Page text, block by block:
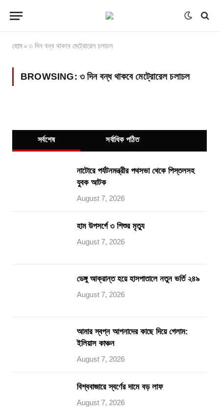
হোম » ৩ দিন বন্ধ থাকবে মেট্রোরেল চলাচল
BROWSING: ৩ দিন বন্ধ থাকবে মেট্রোরেল চলাচল
সর্বশেষ সর্বাধিক পঠিত
নাটোরে পর্যটনমন্ত্রীর পথসভা থেকে পিস্তলসহ
যুবক আটক
August 7, 2026
হাম উপসর্গে ৩ শিশুর মৃত্যু
August 7, 2026
ডেঙ্গু আক্রান্ত হয়ে হাসপাতালে নতুন ভর্তি ২৪৯
August 7, 2026
আমার স্বপ্ন আপনাদের কাছে দিয়ে গেলাম:
ইলিয়াস কাঞ্চন
August 7, 2026
বিশ্ববাজারে স্বর্ণের দামে বড় লাফ
August 7, 2026